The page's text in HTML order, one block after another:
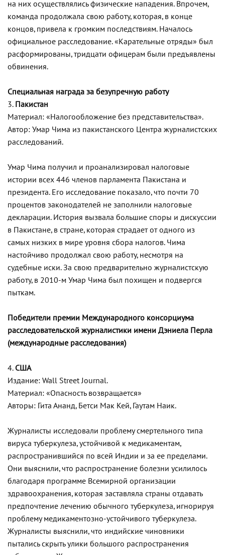
на них осуществлялись физические нападения. Впрочем,
команда продолжала свою работу, которая, в конце
концов, привела к громким последствиям. Началось
официальное расследование. «Карательные отряды» был
расформированы, тридцати офицерам были предъявлены
обвинения.
Специальная награда за безупречную работу
3. Пакистан
Материал: «Налогообложение без представительства».
Автор: Умар Чима из пакистанского Центра журналистских
расследований.
Умар Чима получил и проанализировал налоговые
истории всех 446 членов парламента Пакистана и
президента. Его исследование показало, что почти 70
процентов законодателей не заполнили налоговые
декларации. История вызвала большие споры и дискуссии
в Пакистане, в стране, которая страдает от одного из
самых низких в мире уровня сбора налогов. Чима
настойчиво продолжал свою работу, несмотря на
судебные иски. За свою предварительно журналистскую
работу, в 2010-м Умар Чима был похищен и подвергся
пыткам.
Победители премии Международного консорциума
расследовательской журналистики имени Дэниела Перла
(международные расследования)
4. США
Издание: Wall Street Journal.
Материал: «Опасность возвращается»
Авторы: Гита Ананд, Бетси Мак Кей, Гаутам Наик.
Журналисты исследовали проблему смертельного типа
вируса туберкулеза, устойчивой к медикаментам,
распространившийся по всей Индии и за ее пределами.
Они выяснили, что распространение болезни усилилось
благодаря программе Всемирной организации
здравоохранения, которая заставляла страны отдавать
предпочтение лечению обычного туберкулеза, игнорируя
проблему медикаментозно-устойчивого туберкулеза.
Журналисты выяснили, что индийские чиновники
пытались скрыть улики большого распространения